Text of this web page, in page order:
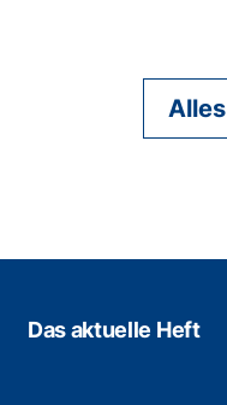
Das aktuelle Heft